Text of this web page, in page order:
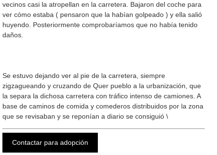
vecinos casi la atropellan en la carretera. Bajaron del coche para
ver cómo estaba ( pensaron que la habían golpeado ) y ella salió
huyendo. Posteriormente comprobaríamos que no había tenido
daños.
Se estuvo dejando ver al pie de la carretera, siempre
zigzagueando y cruzando de Quer pueblo a la urbanización, que
la separa la dichosa carretera con tráfico intenso de camiones. A
base de caminos de comida y comederos distribuidos por la zona
que se revisaban y se reponían a diario se consiguió \
Contactar para adopción